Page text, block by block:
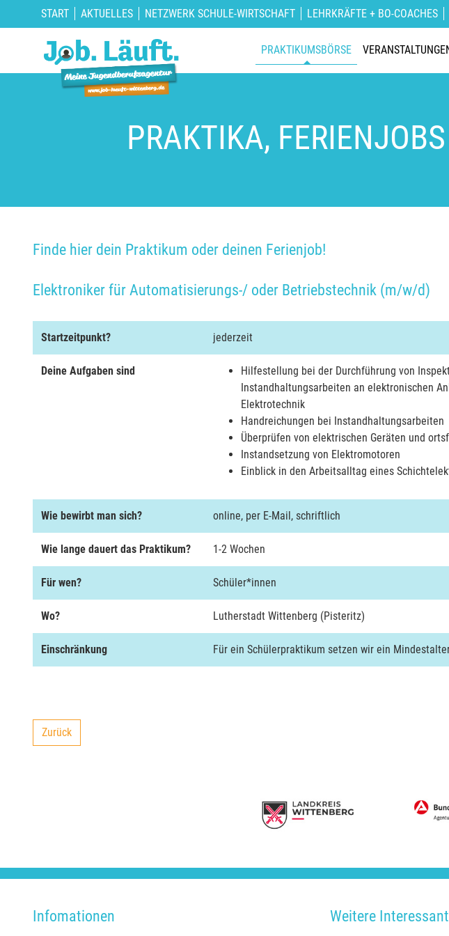
START AKTUELLES NETZWERK SCHULE-WIRTSCHAFT LEHRKRÄFTE + BO-COACHES
PRAKTIKUMSBÖRSE
PRAKTIKA,
Finde hier dein Praktikum oder deinen Ferienjob!
Elektroniker für Automatisierungs-/ oder Betriebstechnik (m/w/d)
Startzeitpunkt? jederzeit
Deine Aufgaben sind
Hilfestellung bei der Durchführung von
Instandhaltungsarbeiten an elektronischen
Elektrotechnik
Handreichungen bei Instandhaltungsarbeiten
Überprüfen von elektrischen Geräten und
Instandsetzung von Elektromotoren
Einblick in den Arbeitsalltag eines
Wie bewirbt man sich? online, per E-Mail, schriftlich
Wie lange dauert das Praktikum? 1-2 Wochen
Für wen? Schüler*innen
Wo? Lutherstadt Wittenberg (Pisteritz)
Einschränkung Für ein Schülerpraktikum setzen wir ein
backward
Zurück
Infomationen Weitere